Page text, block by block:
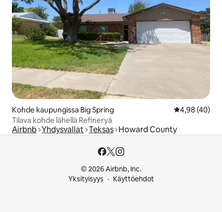
Kohde kaupungissa Big Spring
4,98 (40)
Tilava kohde lähellä Refineryä
Airbnb Yhdysvallat Teksas Howard County
© 2026 Airbnb, Inc.
Yksityisyys
Käyttöehdot